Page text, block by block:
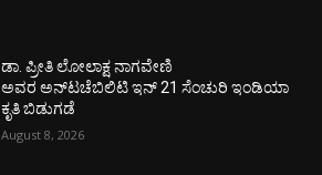
ಡಾ. ಪ್ರೀತಿ ಲೋಲಾಕ್ಷ ನಾಗವೇಣಿ
ಅವರ ಅನ್‌ಟಚೆಬಿಲಿಟಿ ಇನ್ 21 ಸೆಂಚುರಿ ಇಂಡಿಯಾ
ಕೃತಿ ಬಿಡುಗಡೆ
August 8, 2026